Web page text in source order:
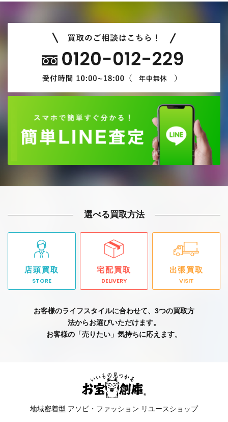
選べる買取方法
店頭買取
STORE
宅配買取
DELIVERY
出張買取
VISIT
お客様のライフスタイルに合わせて、3つの買取方
法からお選びいただけます。
お客様の「売りたい」気持ちに応えます。
地域密着型 アソビ・ファッション リユースショップ